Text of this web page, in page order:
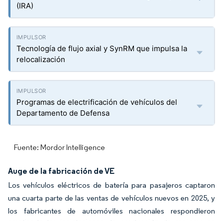
(IRA)
Tecnología de flujo axial y SynRM que impulsa la
relocalización
Programas de electrificación de vehículos del
Departamento de Defensa
Fuente: Mordor Intelligence
Auge de la fabricación de VE
Los vehículos eléctricos de batería para pasajeros captaron
una cuarta parte de las ventas de vehículos nuevos en 2025, y
los fabricantes de automóviles nacionales respondieron